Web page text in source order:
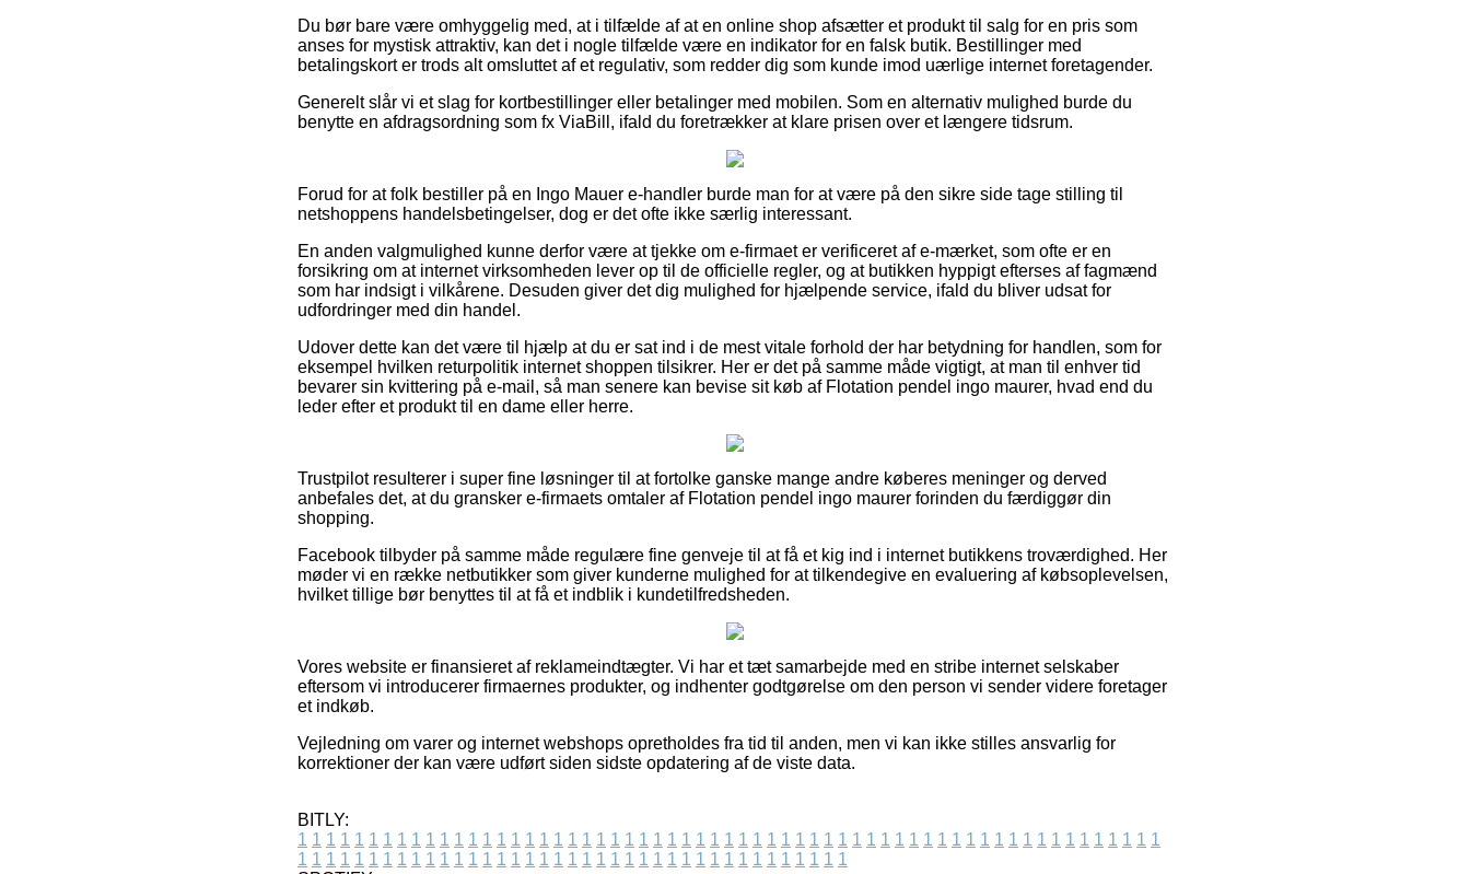
Du bør bare være omhyggelig med, at i tilfælde af at en online shop afsætter et produkt til salg for en pris som
anses for mystisk attraktiv, kan det i nogle tilfælde være en indikator for en falsk butik. Bestillinger med
betalingskort er trods alt omsluttet af et regulativ, som redder dig som kunde imod uærlige internet foretagender.
Generelt slår vi et slag for kortbestillinger eller betalinger med mobilen. Som en alternativ mulighed burde du
benytte en afdragsordning som fx ViaBill, ifald du foretrækker at klare prisen over et længere tidsrum.
Forud for at folk bestiller på en Ingo Mauer e-handler burde man for at være på den sikre side tage stilling til
netshoppens handelsbetingelser, dog er det ofte ikke særlig interessant.
En anden valgmulighed kunne derfor være at tjekke om e-firmaet er verificeret af e-mærket, som ofte er en
forsikring om at internet virksomheden lever op til de officielle regler, og at butikken hyppigt efterses af fagmænd
som har indsigt i vilkårene. Desuden giver det dig mulighed for hjælpende service, ifald du bliver udsat for
udfordringer med din handel.
Udover dette kan det være til hjælp at du er sat ind i de mest vitale forhold der har betydning for handlen, som for
eksempel hvilken returpolitik internet shoppen tilsikrer. Her er det på samme måde vigtigt, at man til enhver tid
bevarer sin kvittering på e-mail, så man senere kan bevise sit køb af Flotation pendel ingo maurer, hvad end du
leder efter et produkt til en dame eller herre.
Trustpilot resulterer i super fine løsninger til at fortolke ganske mange andre køberes meninger og derved
anbefales det, at du gransker e-firmaets omtaler af Flotation pendel ingo maurer forinden du færdiggør din
shopping.
Facebook tilbyder på samme måde regulære fine genveje til at få et kig ind i internet butikkens troværdighed. Her
møder vi en række netbutikker som giver kunderne mulighed for at tilkendegive en evaluering af købsoplevelsen,
hvilket tillige bør benyttes til at få et indblik i kundetilfredsheden.
Vores website er finansieret af reklameindtægter. Vi har et tæt samarbejde med en stribe internet selskaber
eftersom vi introducerer firmaernes produkter, og indhenter godtgørelse om den person vi sender videre foretager
et indkøb.
Vejledning om varer og internet webshops opretholdes fra tid til anden, men vi kan ikke stilles ansvarlig for
korrektioner der kan være udført siden sidste opdatering af de viste data.
BITLY:
1 1 1 1 1 1 1 1 1 1 1 1 1 1 1 1 1 1 1 1 1 1 1 1 1 1 1 1 1 1 1 1 1 1 1 1 1 1 1 1 1 1 1 1 1 1 1 1 1 1 1 1 1 1 1 1 1 1 1 1 1
1 1 1 1 1 1 1 1 1 1 1 1 1 1 1 1 1 1 1 1 1 1 1 1 1 1 1 1 1 1 1 1 1 1 1 1 1 1 1